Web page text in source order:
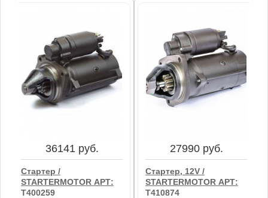
36141 руб.
Стартер /
STARTERMOTOR АРТ:
T400259
27990 руб.
Стартер, 12V /
STARTERMOTOR АРТ:
T410874